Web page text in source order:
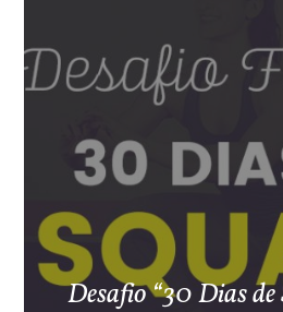
Desafio “30 Dias de